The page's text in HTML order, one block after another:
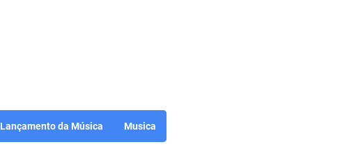
Lançamento da Música Musica